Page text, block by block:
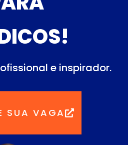
e inspirador.
SUA VAGA